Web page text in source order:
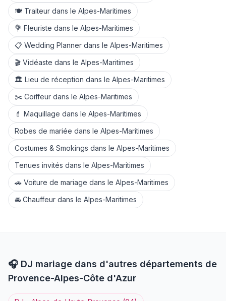
djsaidofficiel@gmail.com
🍽️ Traiteur dans le Alpes-Maritimes
💐 Fleuriste dans le Alpes-Maritimes
📋 Wedding Planner dans le Alpes-Maritimes
🎬 Vidéaste dans le Alpes-Maritimes
🏛️ Lieu de réception dans le Alpes-Maritimes
✂️ Coiffeur dans le Alpes-Maritimes
💄 Maquillage dans le Alpes-Maritimes
Robes de mariée dans le Alpes-Maritimes
Costumes & Smokings dans le Alpes-Maritimes
Tenues invités dans le Alpes-Maritimes
🚗 Voiture de mariage dans le Alpes-Maritimes
🚘 Chauffeur dans le Alpes-Maritimes
🎧 DJ mariage dans d'autres départements de
Provence-Alpes-Côte d'Azur